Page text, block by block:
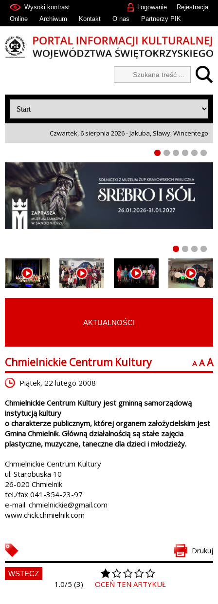
Rejestracja
Logowanie
Wysoki kontrast
Online
Archiwum Kontakt O nas Partnerzy PIK
Czwartek, 6 sierpnia 2026 - Jakuba, Sławy, Wincentego
AKTUALNOŚCI
Chmielnickie Centrum Kultury A A A
Piątek, 22 lutego 2008
Chmielnickie Centrum Kultury jest gminną samorządową
instytucją kultury
o charakterze publicznym, której organem założycielskim jest
Gmina Chmielnik. Główną działalnością są stałe zajęcia
plastyczne, muzyczne, taneczne dla dzieci i młodzieży.
Chmielnickie Centrum Kultury
ul. Starobuska 10
26-020 Chmielnik
tel./fax 041-354-23-97
e-mail: chmielnickie@gmail.com
www.chck.chmielnik.com
Drukuj
WSTECZ
1.0/5 (3) OCEŃ TEN ARTYKUŁ